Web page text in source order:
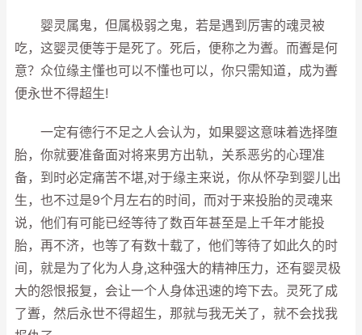
婴灵属鬼，但属极弱之鬼，若是遇到厉害的魂灵被
吃，这婴灵便等于是死了。死后，便称之为聻。而聻是何
意？众位缘主懂也可以不懂也可以，你只需知道，成为聻
便永世不得超生!
一定有德行不足之人会认为，如果婴这意味着选择堕
胎，你就要准备面对将来男方出轨，关系恶劣的心理准
备，到时必定痛苦不堪,对于缘主来说，你从怀孕到婴儿出
生，也不过是9个月左右的时间，而对于来投胎的灵魂来
说，他们有可能已经等待了数百年甚至是上千年才能投
胎，再不济，也等了有数十载了，他们等待了如此久的时
间，就是为了化为人身,这种强大的精神压力，还有婴灵极
大的怨恨报复，会让一个人身体迅速的垮下去。灵死了成
了聻，然后永世不得超生，那就与我无关了，就不会找我